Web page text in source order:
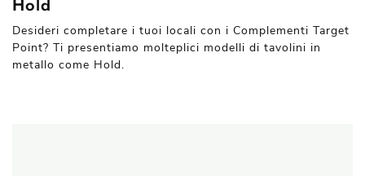
Hold
Desideri completare i tuoi locali con i Complementi Target
Point? Ti presentiamo molteplici modelli di tavolini in
metallo come Hold.